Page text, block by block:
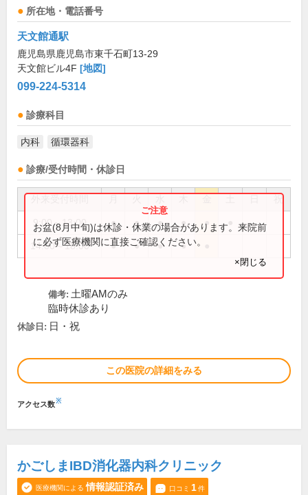
所在地・電話番号
天文館通駅
鹿児島県鹿児島市東千石町13-29
天文館ビル4F [地図]
099-224-5314
診療科目
内科 循環器科
診療/受付時間・休診日
祝
9:00～13:00 ● ● ● ● ●
14:00～18:00 ● ● ● ●
お盆(8月中旬)は休診・休業の場合があります。来院前
に必ず医療機関に直接ご確認ください。
×閉じる
備考: 土曜AMのみ
臨時休診あり
休診日: 日・祝
この医院の詳細をみる
アクセス数※
かごしまIBD消化器内科クリニック
医療機関による 情報認証済み 口コミ 1件